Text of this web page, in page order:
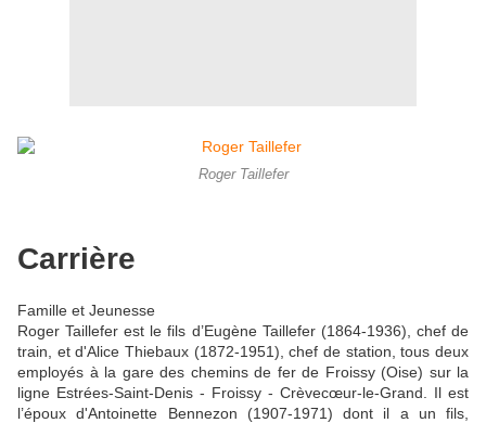
Roger Taillefer
Carrière
Famille et Jeunesse
Roger Taillefer est le fils d’Eugène Taillefer (1864-1936), chef de
train, et d'Alice Thiebaux (1872-1951), chef de station, tous deux
employés à la gare des chemins de fer de Froissy (Oise) sur la
ligne Estrées-Saint-Denis - Froissy - Crèvecœur-le-Grand. Il est
l’époux d'Antoinette Bennezon (1907-1971) dont il a un fils,